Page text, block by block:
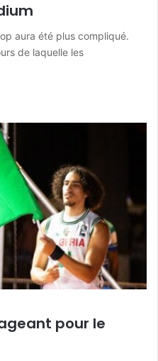
aura été plus compliqué.
de laquelle les
pour le